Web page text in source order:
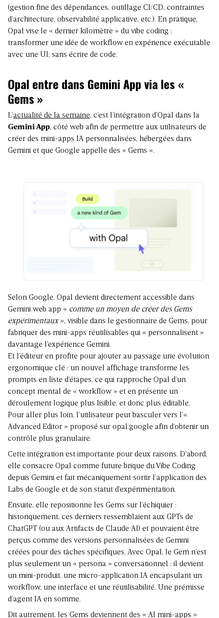
(gestion fine des dépendances, outillage CI/CD, contraintes
d’architecture, observabilité applicative, etc.). En pratique,
Opal vise le « dernier kilomètre » du vibe coding :
transformer une idée de workflow en expérience exécutable
avec une UI, sans écrire de code.
Opal entre dans Gemini App via les «
Gems »
L’actualité de la semaine, c’est l’intégration d’Opal dans la
Gemini App, côté web afin de permettre aux utilisateurs de
créer des mini-apps IA personnalisées, hébergées dans
Gemini et que Google appelle des « Gems ».
Selon Google, Opal devient directement accessible dans
Gemini web app « comme un moyen de créer des Gems
expérimentaux», visible dans le gestionnaire de Gems, pour
fabriquer des mini-apps réutilisables qui « personnalisent »
davantage l’expérience Gemini.
Et l’éditeur en profite pour ajouter au passage une évolution
ergonomique clé : un nouvel affichage transforme les
prompts en liste d’étapes, ce qui rapproche Opal d’un
concept mental de « workflow » et en présente un
déroulement logique plus lisible, et donc plus éditable.
Pour aller plus loin, l’utilisateur peut basculer vers l’«
Advanced Editor » proposé sur opal.google afin d’obtenir un
contrôle plus granulaire.
Cette intégration est importante pour deux raisons. D’abord,
elle consacre Opal comme future brique du Vibe Coding
depuis Gemini et fait mécaniquement sortir l’application des
Labs de Google et de son statut d’expérimentation.
Ensuite, elle repositionne les Gems sur l’échiquier :
historiquement, ces derniers ressemblaient aux GPTs de
ChatGPT (ou aux Artifacts de Claude AI) et pouvaient être
perçus comme des versions personnalisées de Gemini
créées pour des tâches spécifiques. Avec Opal, le Gem n’est
plus seulement un « persona » conversationnel : il devient
un mini-produit, une micro-application IA encapsulant un
workflow, une interface et une réutilisabilité. Une prémisse
d’agent IA en somme.
Dit autrement, les Gems deviennent des « AI mini-apps »